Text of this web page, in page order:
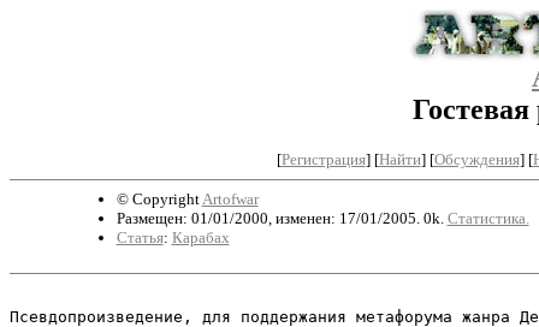
[Регистрация] [Найти] [Обсуждения] [
© Copyright Artofwar
Размещен: 01/01/2000, изменен: 17/01/2005. 0k. Статистика.
Статья: Карабах
Псевдопроизведение, для поддержания метафорума жанра